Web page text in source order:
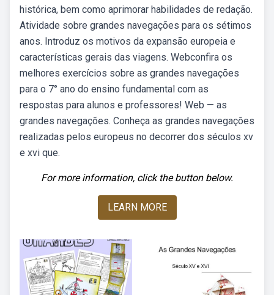
histórica, bem como aprimorar habilidades de redação.
Atividade sobre grandes navegações para os sétimos
anos. Introduz os motivos da expansão europeia e
características gerais das viagens. Webconfira os
melhores exercícios sobre as grandes navegações
para o 7° ano do ensino fundamental com as
respostas para alunos e professores! Web — as
grandes navegações. Conheça as grandes navegações
realizadas pelos europeus no decorrer dos séculos xv
e xvi que.
For more information, click the button below.
LEARN MORE